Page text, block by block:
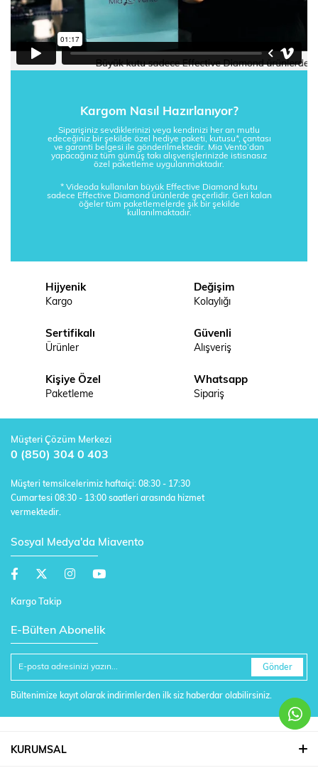
Kargom Nasıl Hazırlanıyor?
Siparişiniz sevdiklerinizi veya kendinizi her an mutlu
edeceğiniz bir şekilde özel hediye paketi, kutusu*, çantası
ve garanti belgesi ile gönderilmektedir. Mia Vento’dan
yapacağınız tüm gümüş takı alışverişlerinizde istisnasız
özel paketleme uygulanmaktadır.
* Videoda kullanılan büyük Effective Diamond kutu
sadece Effective Diamond ürünlerde geçerlidir. Geri kalan
öğeler tüm paketlemelerde şık bir şekilde
kullanılmaktadır.
Hijyenik
Kargo
Değişim
Kolaylığı
Sertifikalı
Ürünler
Güvenli
Alışveriş
Kişiye Özel
Paketleme
Whatsapp
Sipariş
Müşteri Çözüm Merkezi
0 (850) 304 0 403
Müşteri temsilcelerimiz haftaiçi: 08:30 - 17:30
Cumartesi 08:30 - 13:00 saatleri arasında hizmet
vermektedir.
Sosyal Medya'da Miavento
Kargo Takip
E-Bülten Abonelik
Gönder
Bültenimize kayıt olarak indirimlerden ilk siz haberdar olabilirsiniz.
KURUMSAL